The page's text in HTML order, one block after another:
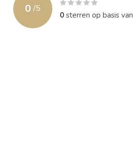
0 /5
0sterren op basis van